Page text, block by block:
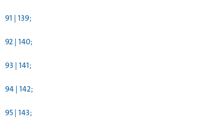
91 | 139;
92 | 140;
93 | 141;
94 | 142;
95 | 143;